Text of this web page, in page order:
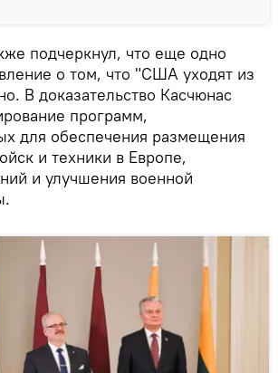
подчеркнул, что еще одно
о том, что "США уходят из
В доказательство Касчюнас
программ,
для обеспечения размещения
и техники в Европе,
и улучшения военной